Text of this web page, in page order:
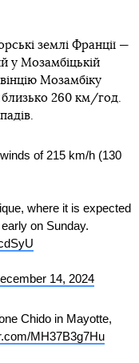
землі Франції —
у Мозамбіцькій
Мозамбіку
260 км/год.
of 215 km/h (130
where it is expected
on Sunday.
14, 2024
Chido in Mayotte,
MH37B3g7Hu